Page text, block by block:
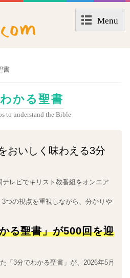
Menu
書
かる聖書
to understand the Bible
おいしく味わえる3分
レビでキリスト教番組をオンエア
3つの視点を重視しながら、分かりや
る聖書」が500回を迎
「3分でわかる聖書」が、2026年5月